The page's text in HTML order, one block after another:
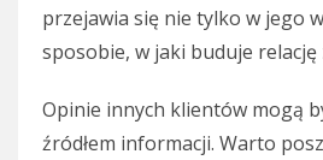
przejawia się nie tylko w jego
sposobie, w jaki buduje relację
Opinie innych klientów mogą
źródłem informacji. Warto